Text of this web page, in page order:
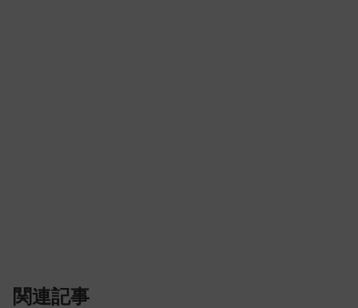
関連記事